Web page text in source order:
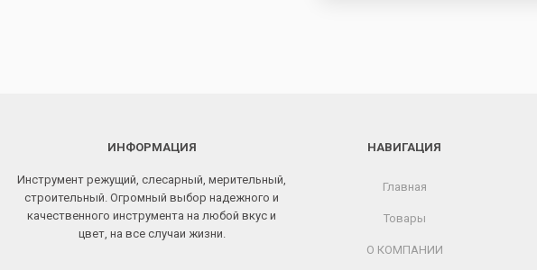
ИНФОРМАЦИЯ
Инструмент режущий, слесарный, мерительный,
строительный. Огромный выбор надежного и
качественного инструмента на любой вкус и
цвет, на все случаи жизни.
НАВИГАЦИЯ
Главная
Товары
О КОМПАНИИ